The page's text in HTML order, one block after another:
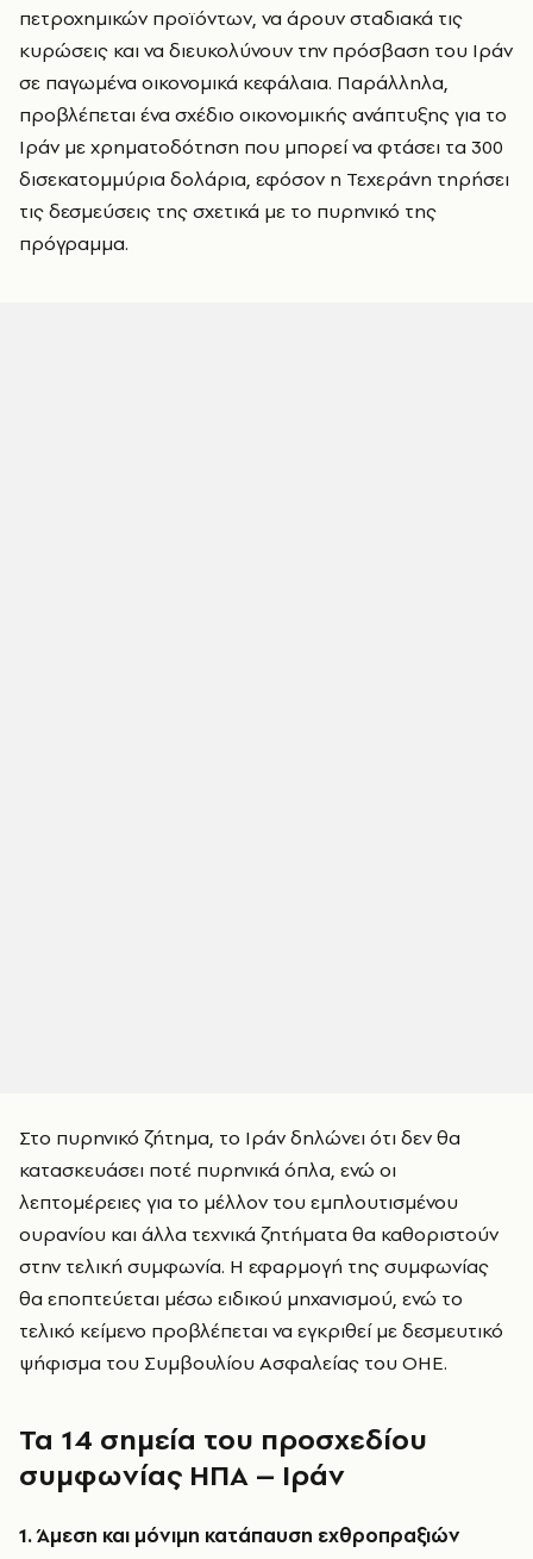
πετροχημικών προϊόντων, να άρουν σταδιακά τις
κυρώσεις και να διευκολύνουν την πρόσβαση του Ιράν
σε παγωμένα οικονομικά κεφάλαια. Παράλληλα,
προβλέπεται ένα σχέδιο οικονομικής ανάπτυξης για το
Ιράν με χρηματοδότηση που μπορεί να φτάσει τα 300
δισεκατομμύρια δολάρια, εφόσον η Τεχεράνη τηρήσει
τις δεσμεύσεις της σχετικά με το πυρηνικό της
πρόγραμμα.
Στο πυρηνικό ζήτημα, το Ιράν δηλώνει ότι δεν θα
κατασκευάσει ποτέ πυρηνικά όπλα, ενώ οι
λεπτομέρειες για το μέλλον του εμπλουτισμένου
ουρανίου και άλλα τεχνικά ζητήματα θα καθοριστούν
στην τελική συμφωνία. Η εφαρμογή της συμφωνίας
θα εποπτεύεται μέσω ειδικού μηχανισμού, ενώ το
τελικό κείμενο προβλέπεται να εγκριθεί με δεσμευτικό
ψήφισμα του Συμβουλίου Ασφαλείας του ΟΗΕ.
Τα 14 σημεία του προσχεδίου
συμφωνίας ΗΠΑ – Ιράν
1. Άμεση και μόνιμη κατάπαυση εχθροπραξιών